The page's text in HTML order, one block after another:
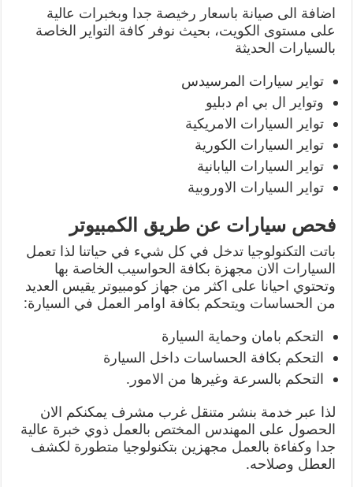
اضافة الى صيانة باسعار رخيصة جدا وبخبرات عالية
على مستوى الكويت، بحيث نوفر كافة التواير الخاصة
بالسيارات الحديثة
تواير سيارات المرسيدس
وتواير ال بي ام دبليو
تواير السيارات الامريكية
تواير السيارات الكورية
تواير السيارات اليابانية
تواير السيارات الاوروبية
فحص سيارات عن طريق الكمبيوتر
باتت التكنولوجيا تدخل في كل شيء في حياتنا لذا تعمل
السيارات الان مجهزة بكافة الحواسيب الخاصة بها
وتحتوي احيانا على اكثر من جهاز كومبيوتر يقيس العديد
من الحساسات ويتحكم بكافة اوامر العمل في السيارة:
التحكم بامان وحماية السيارة
التحكم بكافة الحساسات داخل السيارة
التحكم بالسرعة وغيرها من الامور.
لذا عبر خدمة بنشر متنقل غرب مشرف يمكنكم الان
الحصول على المهندس المختص بالعمل ذوي خبرة عالية
جدا وكفاءة بالعمل مجهزين بتكنولوجيا متطورة لكشف
العطل وصلاحه.